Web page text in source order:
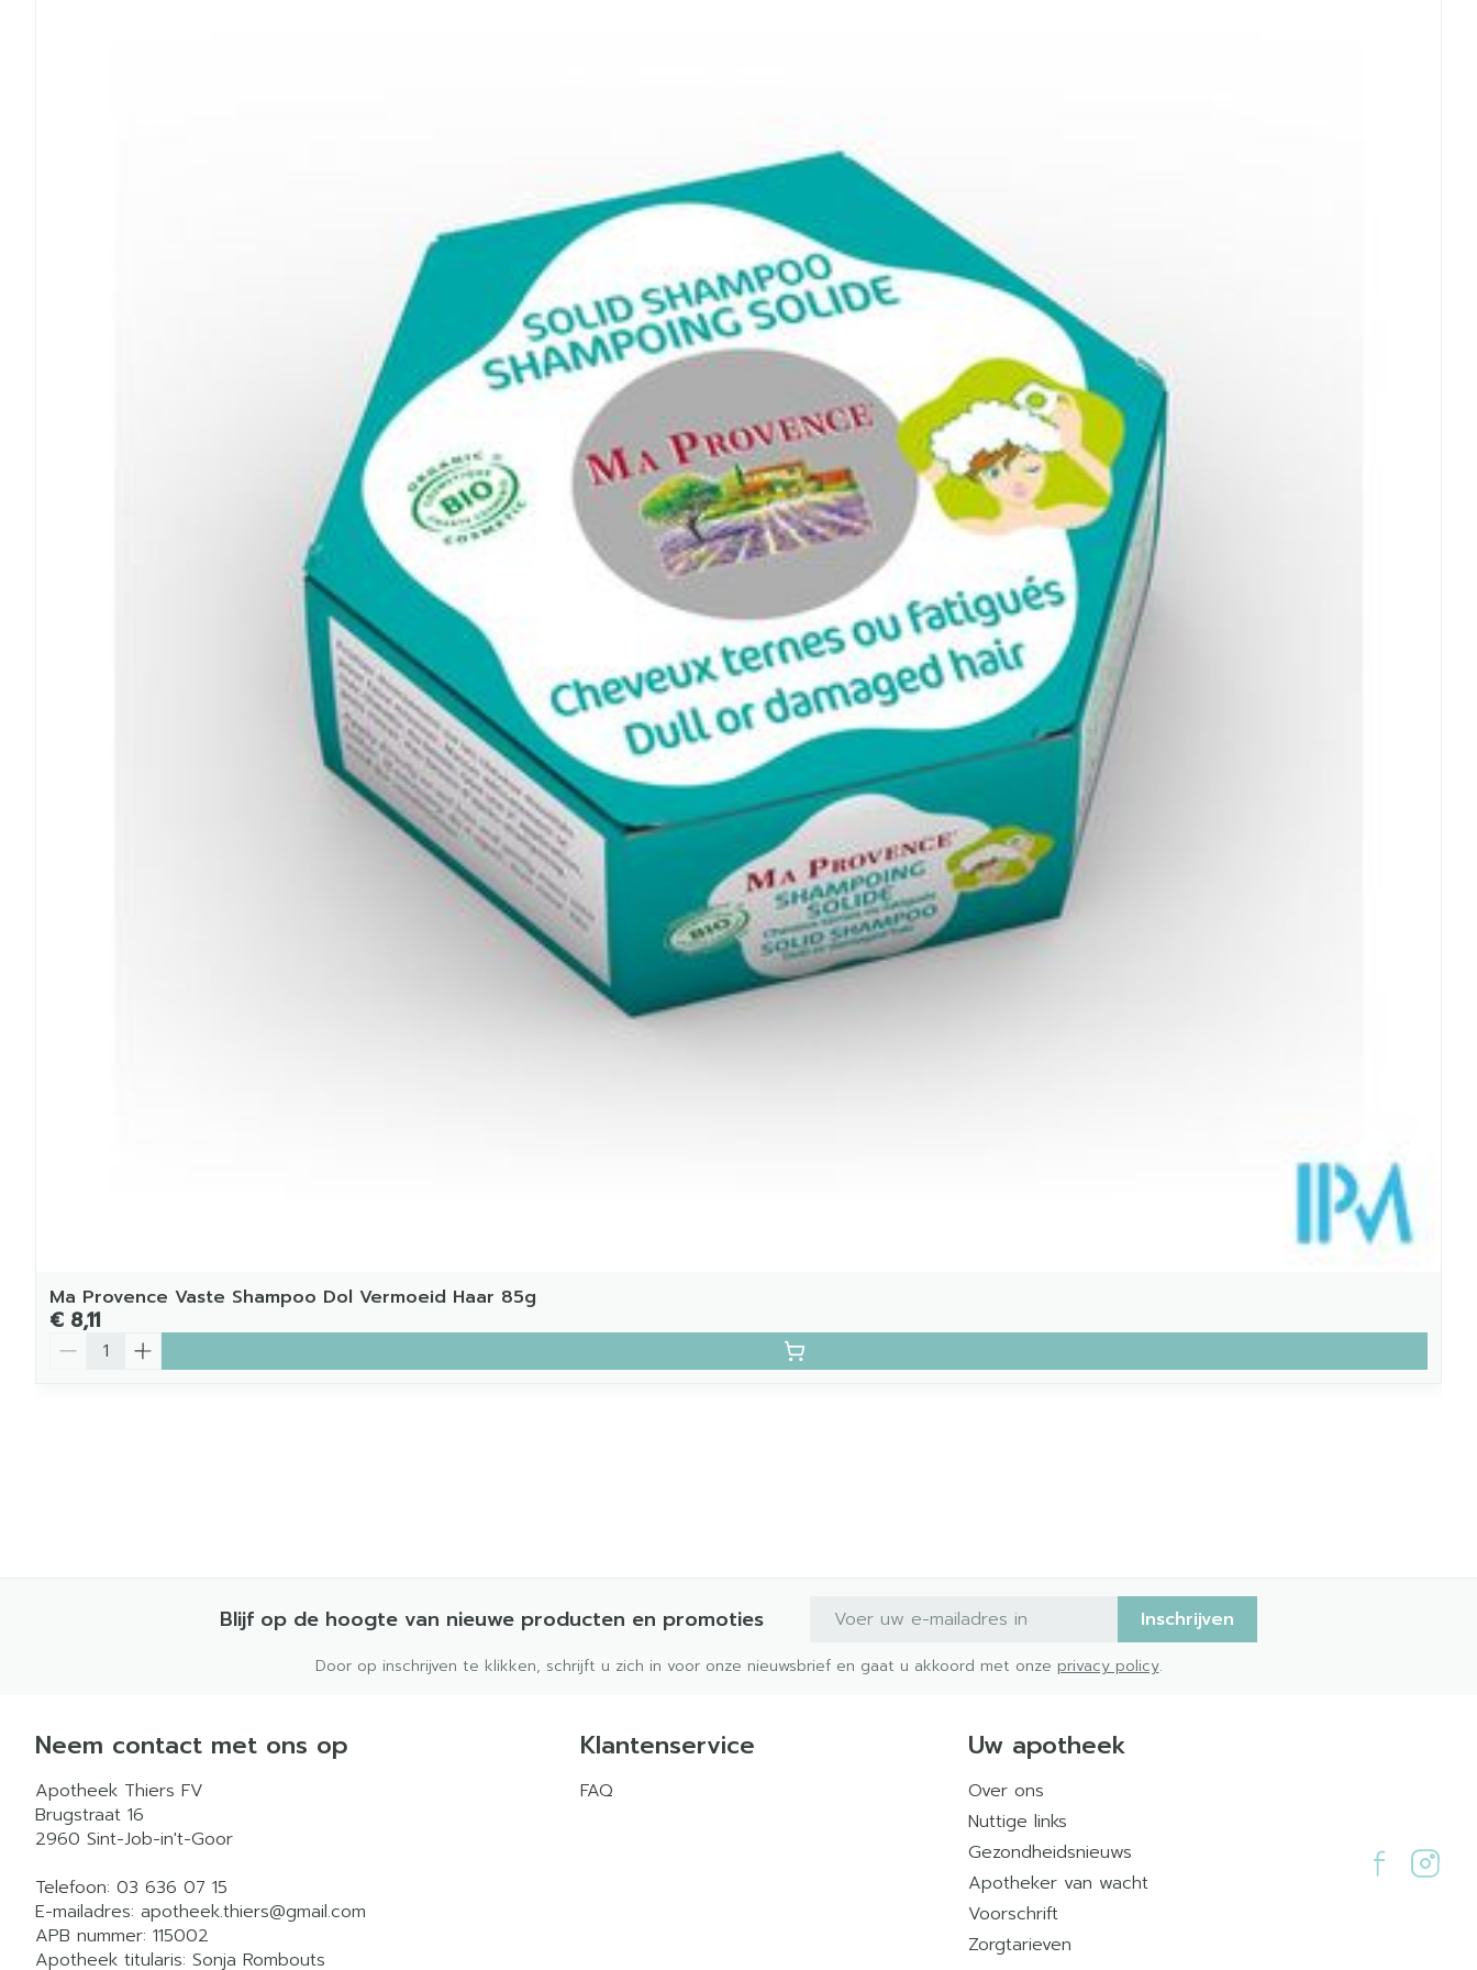
Kamertemperatuur (15°C - 25°C)
Ma Provence Vaste Shampoo Dol Vermoeid Haar 85g
€ 8,11
Aantal
Blijf op de hoogte van nieuwe producten en promoties E-mail adres Inschrijven
Door op inschrijven te klikken, schrijft u zich in voor onze nieuwsbrief en gaat u akkoord met onze privacy policy.
Neem contact met ons op
Apotheek Thiers FV
Brugstraat 16
2960 Sint-Job-in't-Goor
Telefoon: 03 636 07 15
E-mailadres: apotheek.thiers@gmail.com
APB nummer: 115002
Apotheek titularis: Sonja Rombouts
Klantenservice
FAQ
Uw apotheek
Over ons
Nuttige links
Gezondheidsnieuws
Apotheker van wacht
Voorschrift
Zorgtarieven